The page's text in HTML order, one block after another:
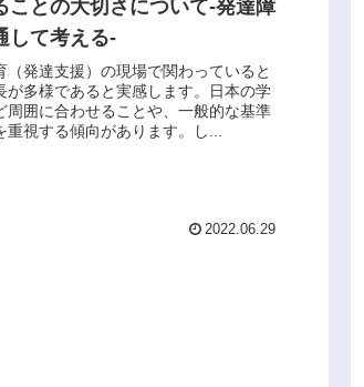
ことの大切さについて-発達障
して考える-
発達支援）の現場で関わっていると
が多様であると実感します。日本の学
周囲に合わせることや、一般的な基準
視する傾向があります。し...
2022.06.29